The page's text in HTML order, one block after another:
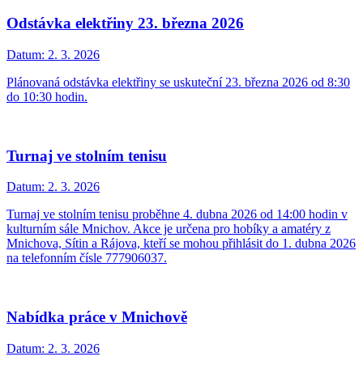
Odstávka elektřiny 23. března 2026
Datum: 2. 3. 2026
Plánovaná odstávka elektřiny se uskuteční 23. března 2026 od 8:30
do 10:30 hodin.
Turnaj ve stolním tenisu
Datum: 2. 3. 2026
Turnaj ve stolním tenisu proběhne 4. dubna 2026 od 14:00 hodin v
kulturním sále Mnichov. Akce je určena pro hobíky a amatéry z
Mnichova, Sítin a Rájova, kteří se mohou přihlásit do 1. dubna 2026
na telefonním čísle 777906037.
Nabídka práce v Mnichově
Datum: 2. 3. 2026